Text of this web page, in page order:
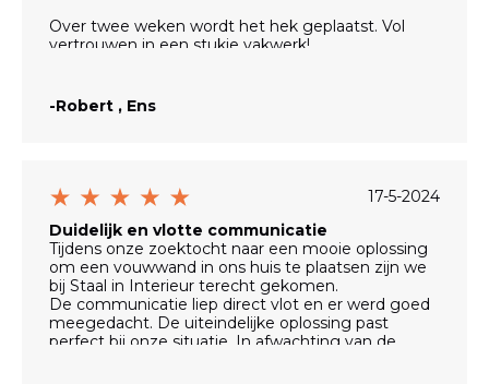
Over twee weken wordt het hek geplaatst. Vol
vertrouwen in een stukje vakwerk!
-Robert , Ens
17-5-2024
Duidelijk en vlotte communicatie
Tijdens onze zoektocht naar een mooie oplossing
om een vouwwand in ons huis te plaatsen zijn we
bij Staal in Interieur terecht gekomen.
De communicatie liep direct vlot en er werd goed
meegedacht. De uiteindelijke oplossing past
perfect bij onze situatie. In afwachting van de